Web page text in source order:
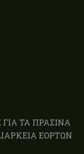
ΓΙΑ ΤΑ ΠΡΑΣΙΝΑ
ΕΟΡΤΩΝ